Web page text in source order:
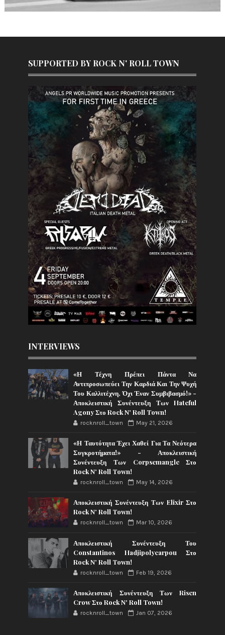
SUPPORTED BY ROCK N' ROLL TOWN
INTERVIEWS
«Η Τέχνη Πρέπει Πάντα Να
Αντιπροσωπεύει Την Καρδιά Και Την Ψυχή
Του Καλλιτέχνη, Όχι Έναν Συμβιβασμό!» -
Αποκλειστική Συνέντευξη Των Hateful
Agony Στο Rock N' Roll Town!
rocknroll_town May 21, 2026
«Η Ταυτότητα Έχει Χαθεί Για Τα Νεότερα
Συγκροτήματα!» - Αποκλειστική
Συνέντευξη Των Corpsemangle Στο
Rock N' Roll Town!
rocknroll_town May 14, 2026
Αποκλειστική Συνέντευξη Των Elixir Στο
Rock N' Roll Town!
rocknroll_town Mar 10, 2026
Αποκλειστική Συνέντευξη Του
Constantinos Hadjipolycarpou Στο
Rock N' Roll Town!
rocknroll_town Feb 19, 2026
Αποκλειστική Συνέντευξη Των Risen
Crow Στο Rock N' Roll Town!
rocknroll_town Jan 07, 2026